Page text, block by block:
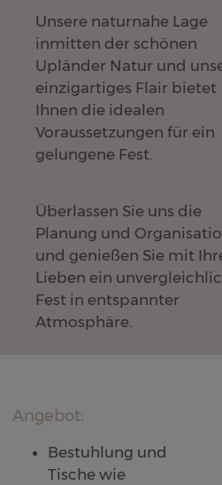
Unsere naturnahe Lage
inmitten der schönen
Upländer Natur und
einzigartiges Flair bietet
Ihnen die idealen
Voraussetzungen für ein
gelungene Fest.
Überlassen Sie uns die
Planung und
und genießen Sie mit
Lieben ein
Fest in entspannter
Atmosphäre.
Angebot:
Bestuhlung und
Tische wie